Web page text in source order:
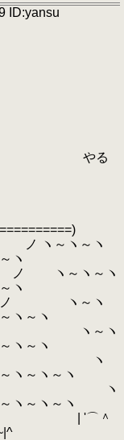
ID:yansu
ヽ
ヽ
～ヽ
ヽ
ヽ
ヽ～ヽ
ヽ
ヽ～ヽ
ヽ～ヽ～ヽ
ヽ～ヽ～ヽ
＾